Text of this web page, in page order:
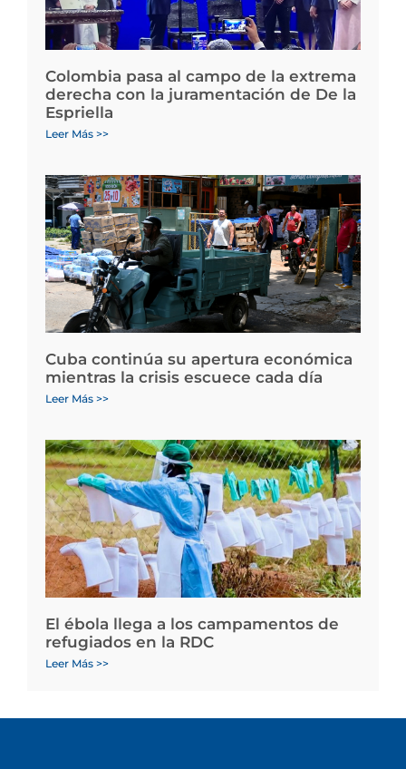
Colombia pasa al campo de la extrema
derecha con la juramentación de De la
Espriella
Leer Más >>
Cuba continúa su apertura económica
mientras la crisis escuece cada día
Leer Más >>
El ébola llega a los campamentos de
refugiados en la RDC
Leer Más >>